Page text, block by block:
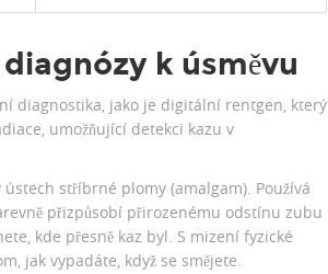
k úsměvu
diagnostika, jako je digitální rentgen , který
umožňující detekci kazu v
stříbrné plomy (amalgam). Používá
přizpůsobí přirozenému odstínu zubu
kde přesně kaz byl. S mizení fyzické
jak vypadáte, když se smějete.